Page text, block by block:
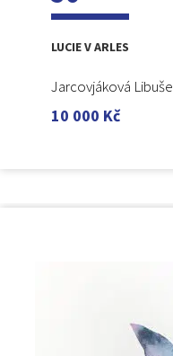
LUCIE V ARLES
Jarcovjáková Libuše
10 000 Kč